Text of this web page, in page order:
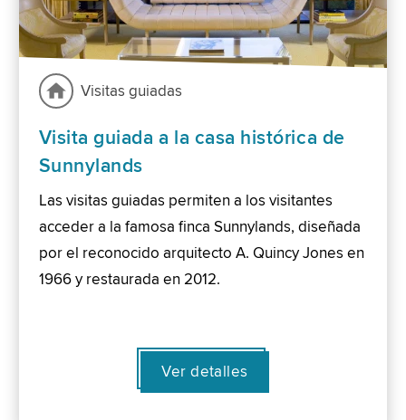
Visitas guiadas
Visita guiada a la casa histórica de
Sunnylands
Las visitas guiadas permiten a los visitantes
acceder a la famosa finca Sunnylands, diseñada
por el reconocido arquitecto A. Quincy Jones en
1966 y restaurada en 2012.
Ver detalles